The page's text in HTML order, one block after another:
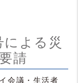
による災
請
会議・生活者